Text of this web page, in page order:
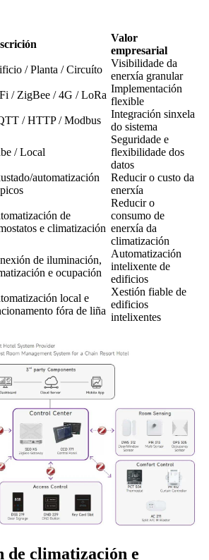
Valor
empresarial
/ Planta / Circuíto
Visibilidade da
enerxía granular
/ ZigBee / 4G / LoRa
Implementación
flexible
/ HTTP / Modbus
Integración sinxela
do sistema
/ Local
Seguridade e
flexibilidade dos
datos
automatización
Reducir o custo da
enerxía
de
e climatización
Reducir o
consumo de
enerxía da
climatización
de iluminación,
e ocupación
Automatización
intelixente de
edificios
local e
fóra de liña
Xestión fiable de
edificios
intelixentes
de climatización e